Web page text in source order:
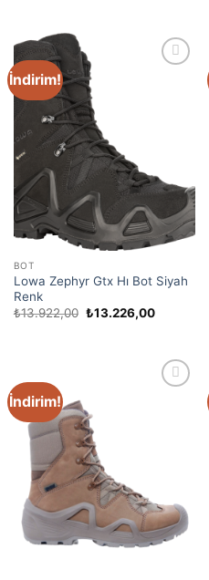
İndirim!
BOT
Lowa Zephyr Gtx Hı Bot Siyah
Renk
₺13.922,00 ₺13.226,00
İndirim!